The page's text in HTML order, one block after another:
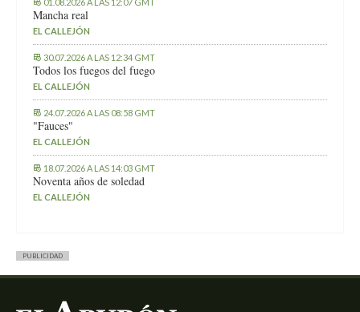
Mancha real
EL CALLEJÓN
30.07.2026 A LAS 12:34 GMT
Todos los fuegos del fuego
EL CALLEJÓN
24.07.2026 A LAS 08:58 GMT
"Fauces"
EL CALLEJÓN
18.07.2026 A LAS 14:03 GMT
Noventa años de soledad
EL CALLEJÓN
PUBLICIDAD